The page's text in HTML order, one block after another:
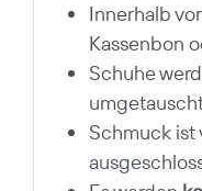
Innerhalb
Kassenbon
Schuhe
Schmuck ist